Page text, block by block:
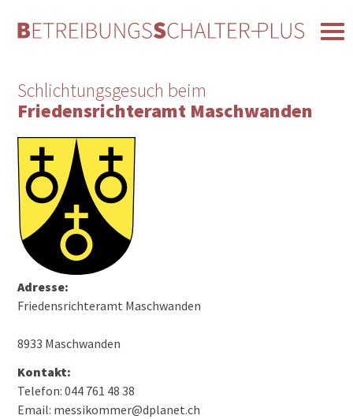
Schlichtungsgesuch beim
Friedensrichteramt Maschwanden
Adresse:
Friedensrichteramt Maschwanden
8933 Maschwanden
Kontakt:
Telefon: 044 761 48 38
Email: messikommer@dplanet.ch